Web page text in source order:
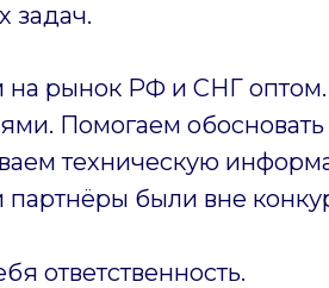
задач.
ответственность.
на рынок РФ и СНГ
Помогаем
техническую
были вне